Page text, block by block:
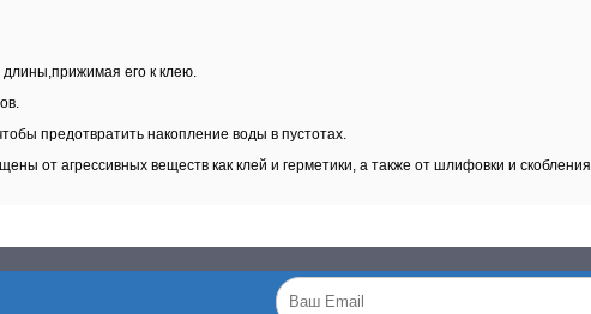
его к клею.
предотвратить накопление воды в пустотах.
от агрессивных веществ как клей и герметики, а также от шлифовки и скобления.